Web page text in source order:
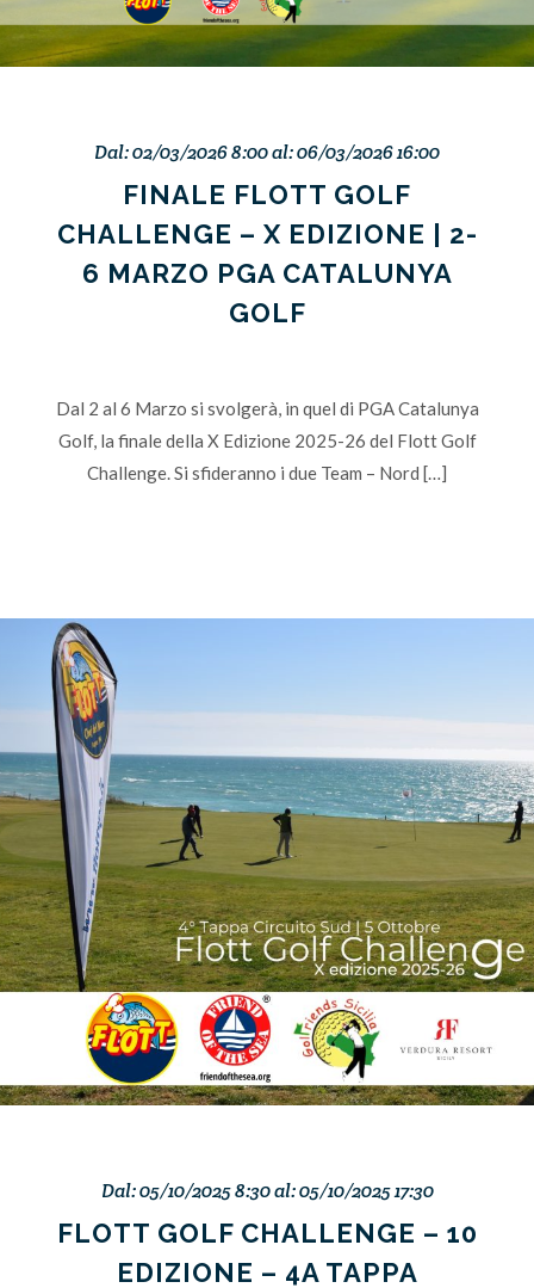
Dal: 02/03/2026 8:00 al: 06/03/2026 16:00
FINALE FLOTT GOLF
CHALLENGE – X EDIZIONE | 2-
6 MARZO PGA CATALUNYA
GOLF
Dal 2 al 6 Marzo si svolgerà, in quel di PGA Catalunya
Golf, la finale della X Edizione 2025-26 del Flott Golf
Challenge. Si sfideranno i due Team – Nord […]
Dal: 05/10/2025 8:30 al: 05/10/2025 17:30
FLOTT GOLF CHALLENGE – 10
EDIZIONE – 4A TAPPA